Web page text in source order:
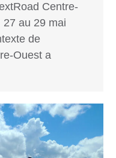
Centre-
27 au 29 mai
de
Ouest a